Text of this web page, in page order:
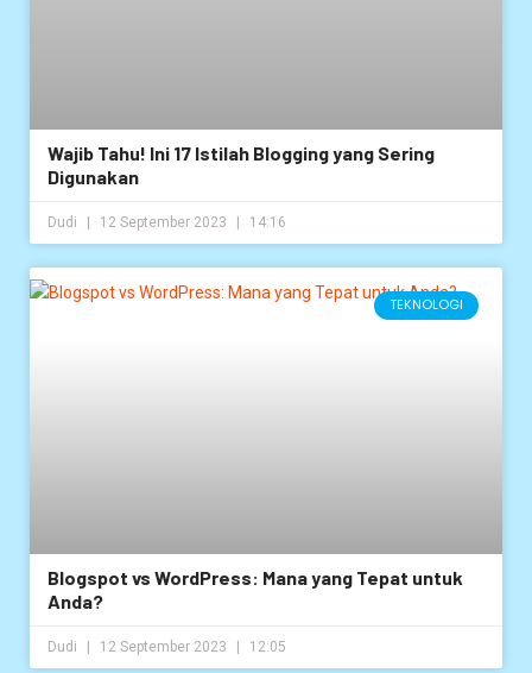
Wajib Tahu! Ini 17 Istilah Blogging yang Sering
Digunakan
Dudi 12 September 2023 14:16
TEKNOLOGI
Blogspot vs WordPress: Mana yang Tepat untuk
Anda?
Dudi 12 September 2023 12:05